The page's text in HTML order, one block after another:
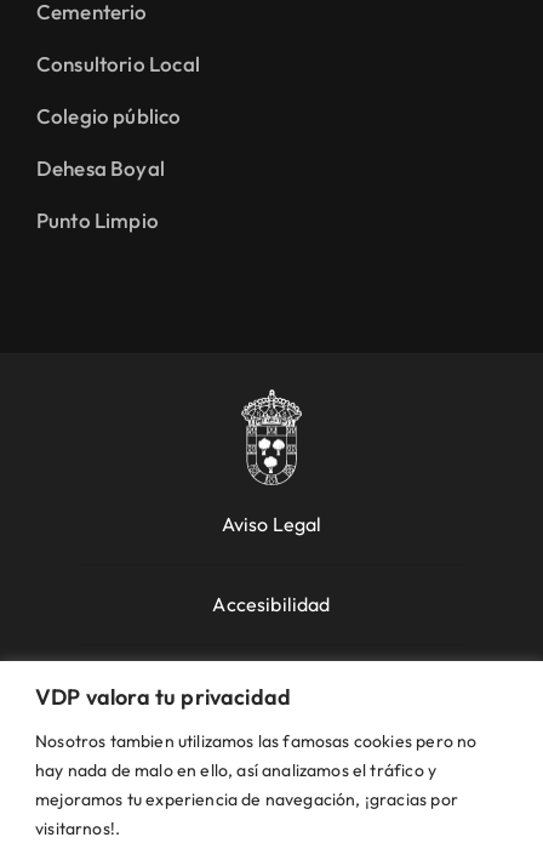
VDP valora tu privacidad
Nosotros tambien utilizamos las famosas cookies pero no
hay nada de malo en ello, así analizamos el tráfico y
mejoramos tu experiencia de navegación, ¡gracias por
visitarnos!.
Cementerio
Consultorio Local
Colegio público
Dehesa Boyal
Punto Limpio
Aviso Legal
Accesibilidad
Política de Cookies
Política de Privacidad